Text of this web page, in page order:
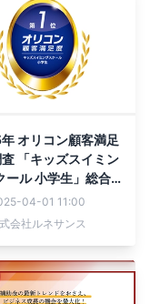
オリコン顧客満足
「キッズスイミン
ール 小学生」総合
に選ばれました！
04-01 11:00
会社ルネサンス